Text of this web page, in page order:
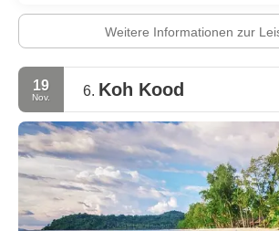
Weitere Informationen zur
19
Nov. 6. Koh Kood